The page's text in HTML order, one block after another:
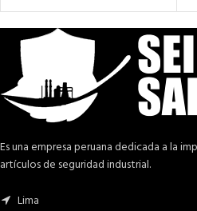
Es una empresa peruana dedicada a la
artículos de seguridad industrial.
Lima